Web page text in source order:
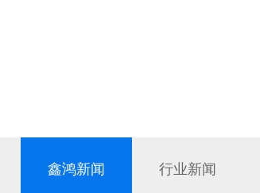
鑫鸿新闻 行业新闻